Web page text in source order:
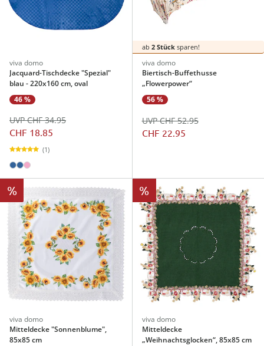
viva domo
Jacquard-Tischdecke "Spezial"
blau - 220x160 cm, oval
46 %
CHF 18.85
UVP CHF 34.95
(1)
ab 2 Stücksparen!
viva domo
Biertisch-Buffethusse
„Flowerpower“
56 %
CHF 22.95
UVP CHF 52.95
%
viva domo
Mitteldecke "Sonnenblume",
85x85 cm
%
viva domo
Mitteldecke
„Weihnachtsglocken“, 85x85 cm